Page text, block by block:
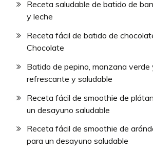
Receta saludable de batido de
y leche
Receta fácil de batido de
Chocolate
Batido de pepino, manzana verde
refrescante y saludable
Receta fácil de smoothie de
un desayuno saludable
Receta fácil de smoothie de
para un desayuno saludable